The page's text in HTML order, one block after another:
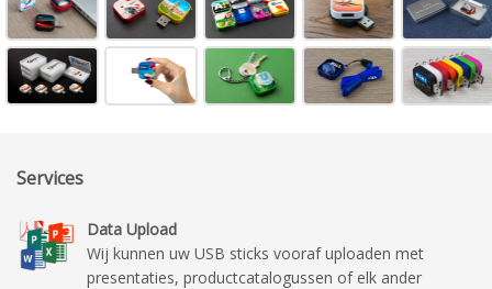
Services
Data Upload
Wij kunnen uw USB sticks vooraf uploaden met
presentaties, productcatalogussen of elk ander